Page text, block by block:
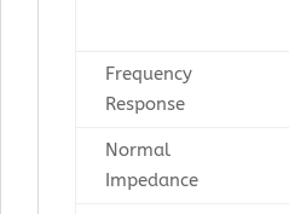
Frequency
Response
Normal
Impedance